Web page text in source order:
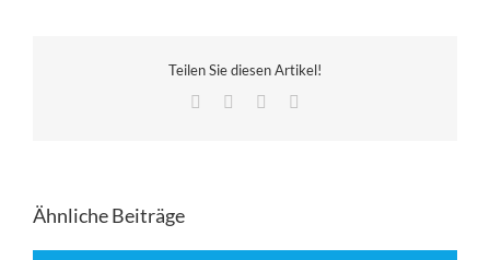
Teilen Sie diesen Artikel!
FacebookLinkedInPinterest
Ähnliche Beiträge